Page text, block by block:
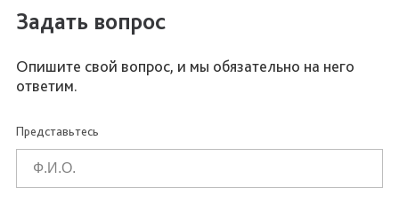
Задать вопрос
Опишите свой вопрос, и мы обязательно на него
ответим.
Представьтесь